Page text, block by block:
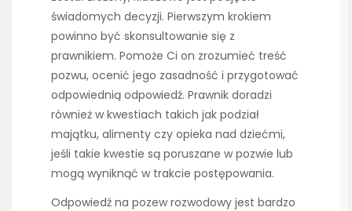
świadomych decyzji. Pierwszym krokiem
powinno być skonsultowanie się z
prawnikiem. Pomoże Ci on zrozumieć treść
pozwu, ocenić jego zasadność i przygotować
odpowiednią odpowiedź. Prawnik doradzi
również w kwestiach takich jak podział
majątku, alimenty czy opieka nad dziećmi,
jeśli takie kwestie są poruszane w pozwie lub
mogą wyniknąć w trakcie postępowania.
Odpowiedź na pozew rozwodowy jest bardzo